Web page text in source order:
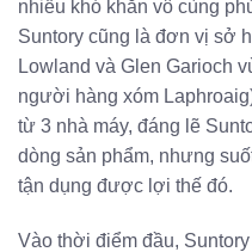
nhiều khó khăn vô cùng
Suntory cũng là đơn vị sở
Lowland và Glen Garioch
người hàng xóm
từ 3 nhà máy, đáng lẽ
dòng sản phẩm, nhưng
tận dụng được lợi thế đó.
Vào thời điểm đầu,